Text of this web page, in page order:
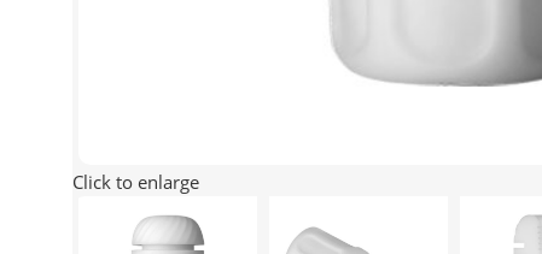
Click to enlarge